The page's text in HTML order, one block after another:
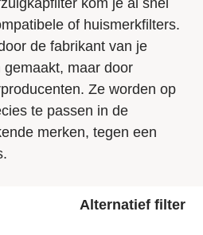
of huismerkfilters.
de fabrikant van je
maar door
Ze worden op
te passen in de
merken, tegen een
Alternatief filter